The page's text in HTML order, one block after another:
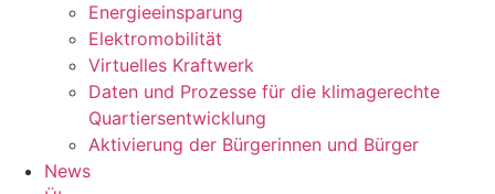
Energieeinsparung
Elektromobilität
Virtuelles Kraftwerk
Daten und Prozesse für die klimagerechte
Quartiersentwicklung
Aktivierung der Bürgerinnen und Bürger
News